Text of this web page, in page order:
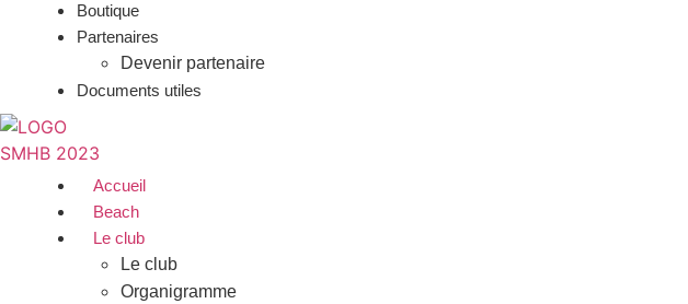
Boutique
Partenaires
Devenir partenaire
Documents utiles
Accueil
Beach
Le club
Le club
Organigramme